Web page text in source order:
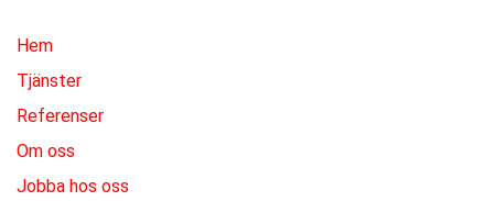
Hem
Tjänster
Referenser
Om oss
Jobba hos oss